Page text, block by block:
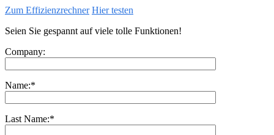
Zum Effizienzrechner Hier testen
Seien Sie gespannt auf viele tolle Funktionen!
Company:
Name:*
Last Name:*